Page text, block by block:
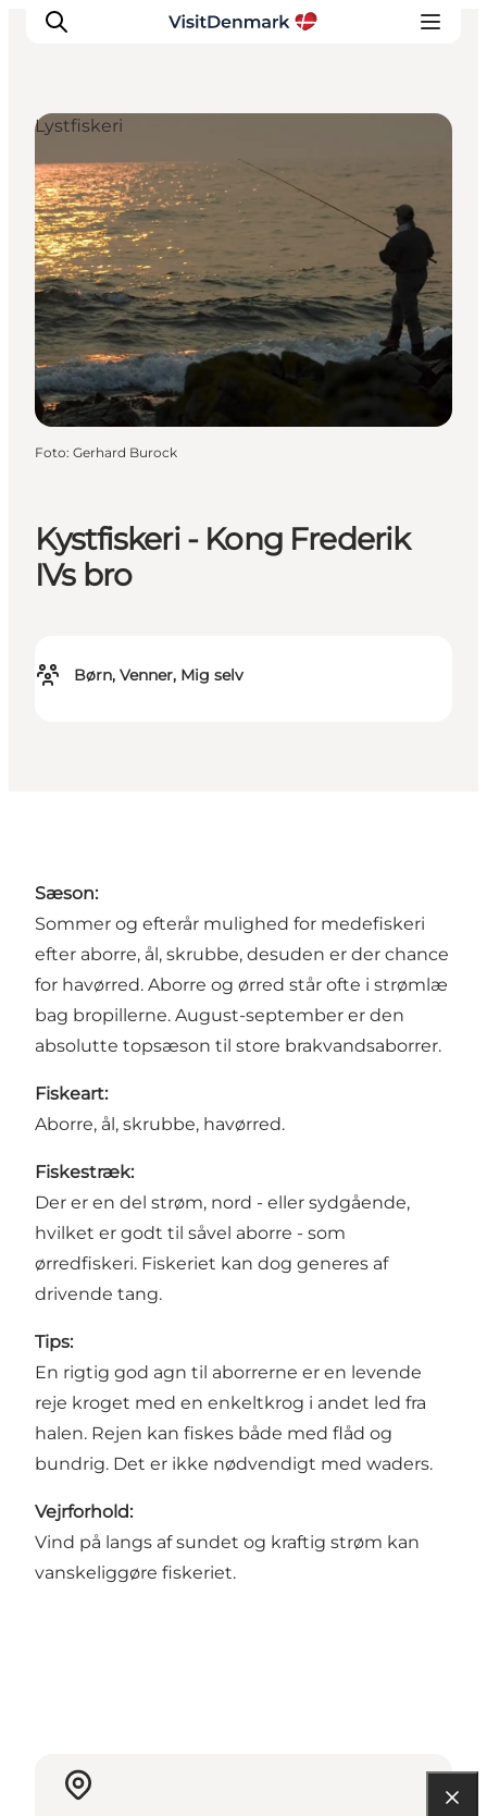
Inspiration
Destinationer
Oplevelser
Overnatning
Planlæg ferien
Kystfiskeri - Kong Frederik
IVs bro
Børn, Venner, Mig selv
Lystfiskeri
Foto: Gerhard Burock
Sæson:
Sommer og efterår mulighed for medefiskeri
efter aborre, ål, skrubbe, desuden er der chance
for havørred. Aborre og ørred står ofte i strømlæ
bag bropillerne. August-september er den
absolutte topsæson til store brakvandsaborrer.
Fiskeart:
Aborre, ål, skrubbe, havørred.
Fiskestræk:
Der er en del strøm, nord - eller sydgående,
hvilket er godt til såvel aborre - som
ørredfiskeri. Fiskeriet kan dog generes af
drivende tang.
Tips:
En rigtig god agn til aborrerne er en levende
reje kroget med en enkeltkrog i andet led fra
halen. Rejen kan fiskes både med flåd og
bundrig. Det er ikke nødvendigt med waders.
Vejrforhold:
Vind på langs af sundet og kraftig strøm kan
vanskeliggøre fiskeriet.